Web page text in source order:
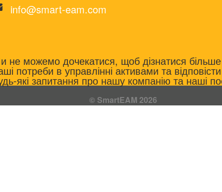
info@smart-eam.com
не можемо дочекатися, щоб дізнатися
потреби в управлінні активами та
які запитання про нашу компанію та наші
© SmartEAM 2026